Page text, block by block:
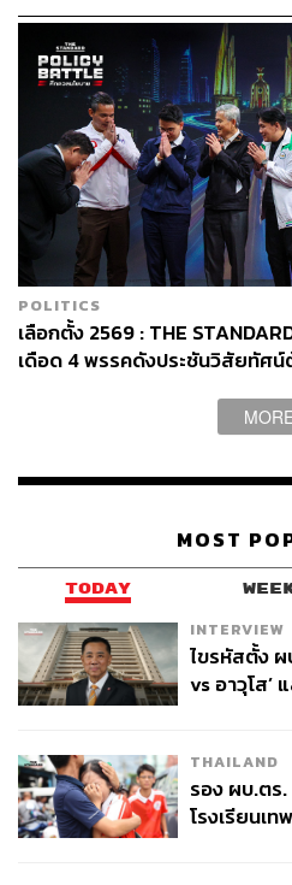
POLITICS
เลือกตั้ง 2569 : THE
เดือด 4 พรรคดังประชันวิสัยทัศ
MOST
TODAY
INTERVIEW
ไขรหัสตั้ง ผ
vs อาวุโส’
THAILAND
รอง ผบ.ตร
โรงเรียนเ